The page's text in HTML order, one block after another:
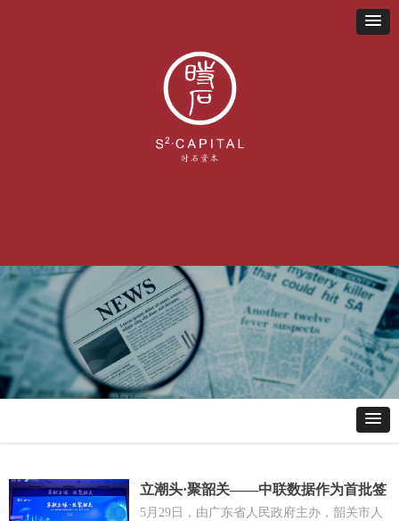
立潮头·聚韶关——中联数据作为首批签
约企业，携手韶关市政府共建“东数西
5月29日，由广东省人民政府主办，韶关市人